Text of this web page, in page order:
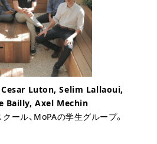
Luton, Selim Lallaoui,
Bailly, Axel Mechin
ール、MoPAの学生グループ。